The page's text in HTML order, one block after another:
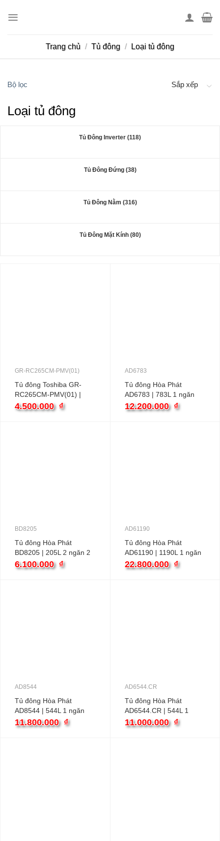
Trang chủ / Tủ đông / Loại tủ đông
Bộ lọc Sắp xếp
Loại tủ đông
Tủ Đông Inverter (118)
Tủ Đông Đứng (38)
Tủ Đông Nằm (316)
Tủ Đông Mặt Kính (80)
GR-RC265CM-PMV(01)
Tủ đông Toshiba GR-
RC265CM-PMV(01) |
221L 1 cánh inverter
4.500.000 ₫
AD6783
Tủ đông Hòa Phát
AD6783 | 783L 1 ngăn
12.200.000 ₫
BD8205
Tủ đông Hòa Phát
BD8205 | 205L 2 ngăn 2
cánh inverter
6.100.000 ₫
AD61190
Tủ đông Hòa Phát
AD61190 | 1190L 1 ngăn
3 cánh
22.800.000 ₫
AD8544
Tủ đông Hòa Phát
AD8544 | 544L 1 ngăn
inverter
11.800.000 ₫
AD6544.CR
Tủ đông Hòa Phát
AD6544.CR | 544L 1
ngăn
11.000.000 ₫